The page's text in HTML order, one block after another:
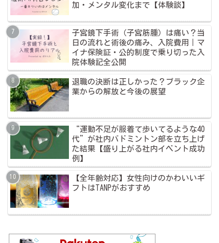
加・メンタル変化まで【体験談】
子宮鏡下手術（子宮筋腫）は痛い？当
日の流れと術後の痛み、入院費用｜マ
イナ保険証・公的制度で乗り切った入
院体験記全公開
退職の決断は正しかった？ブラック企
業からの解放と今後の展望
“運動不足が服着て歩いてるような40
代”が社内バドミントン部を立ち上げ
た結果【盛り上がる社内イベント成功
例】
【全年齢対応】女性向けのかわいいギ
フトはTANPがおすすめ